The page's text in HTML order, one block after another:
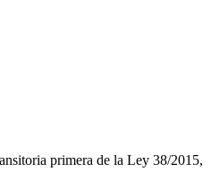
primera de la Ley 38/2015,